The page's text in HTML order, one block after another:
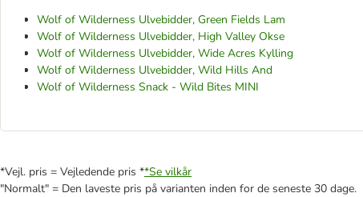
Wolf of Wilderness Ulvebidder, Green Fields Lam
Wolf of Wilderness Ulvebidder, High Valley Okse
Wolf of Wilderness Ulvebidder, Wide Acres Kylling
Wolf of Wilderness Ulvebidder, Wild Hills And
Wolf of Wilderness Snack - Wild Bites MINI
*Vejl. pris = Vejledende pris **Se vilkår
"Normalt" = Den laveste pris på varianten inden for de seneste 30 dage.